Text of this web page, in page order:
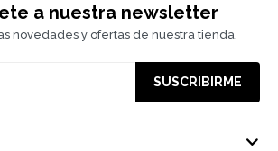
a nuestra newsletter
novedades y ofertas de nuestra tienda.
SUSCRIBIRME